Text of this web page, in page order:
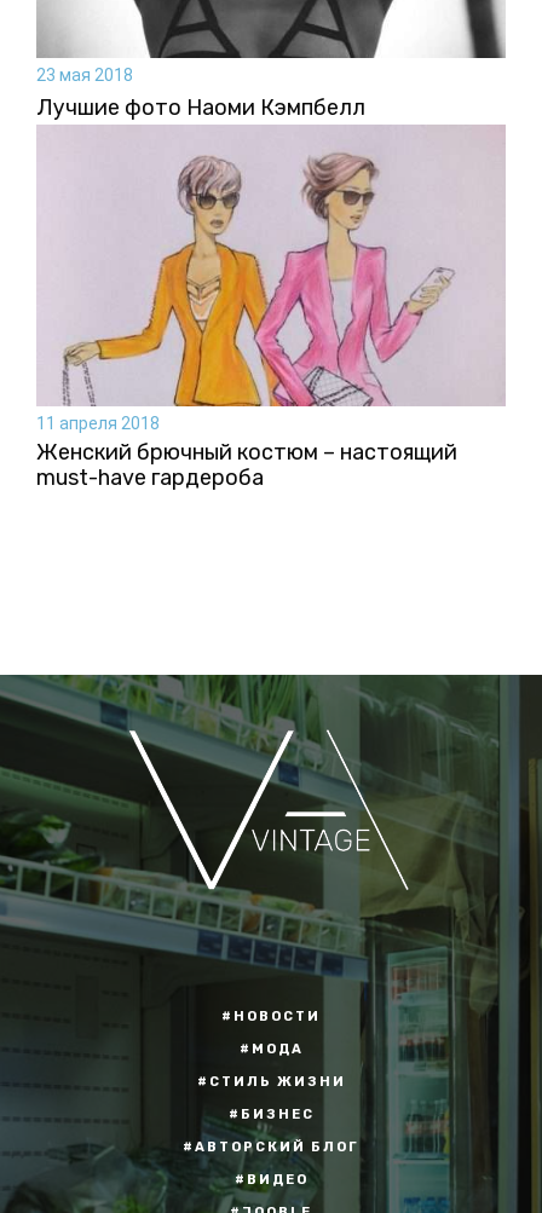
23 мая 2018
Лучшие фото Наоми Кэмпбелл
11 апреля 2018
Женский брючный костюм – настоящий
must-have гардероба
#НОВОСТИ
#МОДА
#СТИЛЬ ЖИЗНИ
#БИЗНЕС
#АВТОРСКИЙ БЛОГ
#ВИДЕО